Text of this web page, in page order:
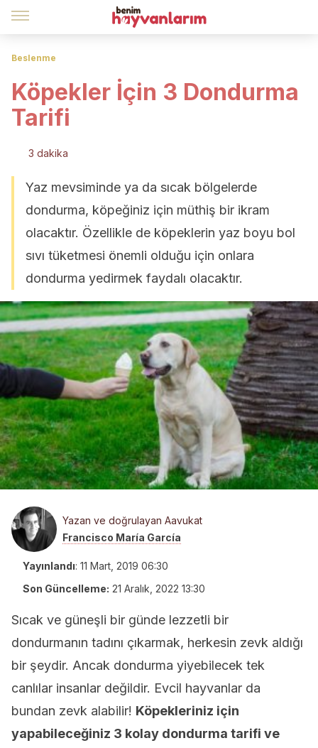
Beslenme
Köpekler İçin 3 Dondurma
Tarifi
3 dakika
Yaz mevsiminde ya da sıcak bölgelerde
dondurma, köpeğiniz için müthiş bir ikram
olacaktır. Özellikle de köpeklerin yaz boyu bol
sıvı tüketmesi önemli olduğu için onlara
dondurma yedirmek faydalı olacaktır.
Yazan ve doğrulayan Aavukat
Francisco María García
Yayınlandı: 11 Mart, 2019 06:30
Son Güncelleme: 21 Aralık, 2022 13:30
Sıcak ve güneşli bir günde lezzetli bir
dondurmanın tadını çıkarmak, herkesin zevk aldığı
bir şeydir. Ancak dondurma yiyebilecek tek
canlılar insanlar değildir. Evcil hayvanlar da
bundan zevk alabilir! Köpekleriniz için
yapabileceğiniz 3 kolay dondurma tarifi ve